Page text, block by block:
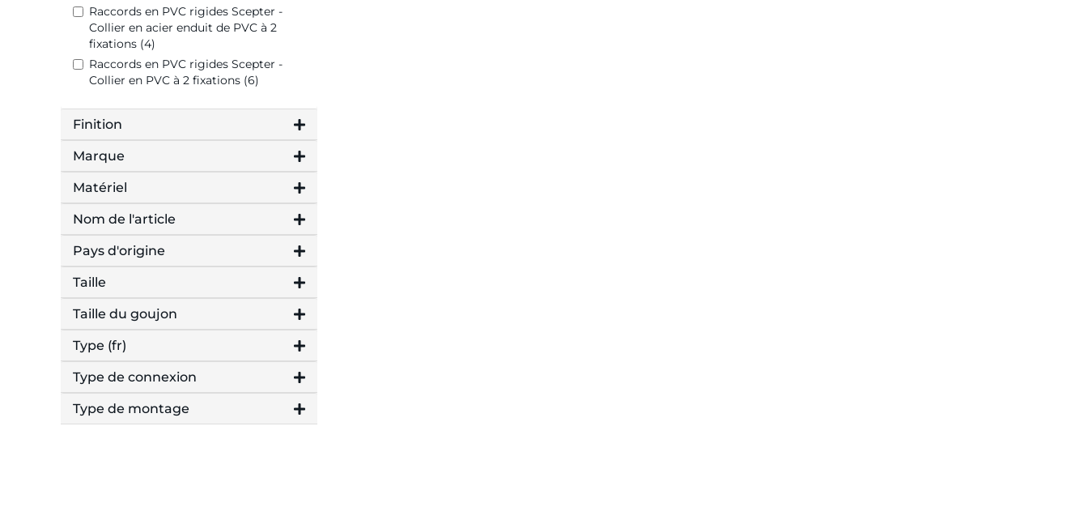
Raccords en PVC rigides Scepter -
Collier en acier enduit de PVC à 2
fixations (4)
Raccords en PVC rigides Scepter -
Collier en PVC à 2 fixations (6)
Finition
Marque
Matériel
Nom de l'article
Pays d'origine
Taille
Taille du goujon
Type (fr)
Type de connexion
Type de montage